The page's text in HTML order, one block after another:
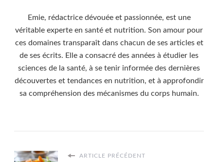
Emie, rédactrice dévouée et passionnée, est une
véritable experte en santé et nutrition. Son amour pour
ces domaines transparaît dans chacun de ses articles et
de ses écrits. Elle a consacré des années à étudier les
sciences de la santé, à se tenir informée des dernières
découvertes et tendances en nutrition, et à approfondir
sa compréhension des mécanismes du corps humain.
ARTICLE PRÉCÉDENT